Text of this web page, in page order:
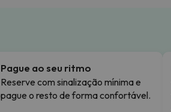
Pague ao seu ritmo
Reserve com sinalização mínima e
pague o resto de forma confortável.